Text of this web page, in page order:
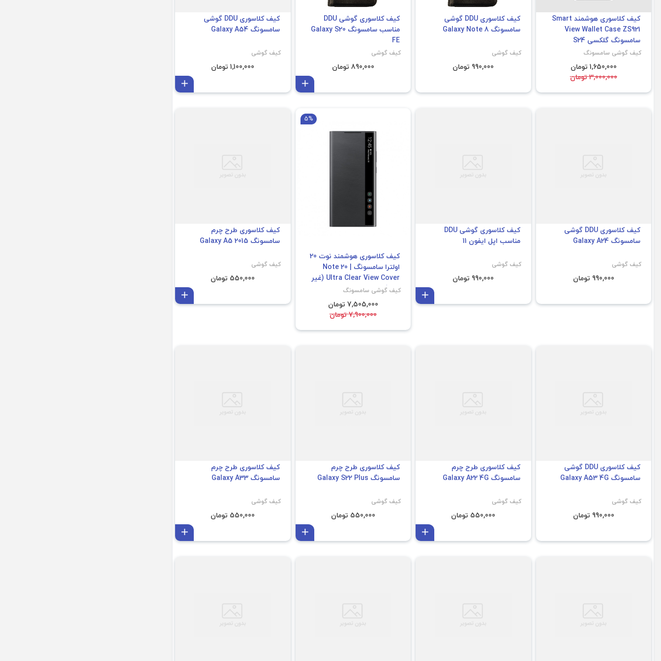
کیف کلاسوری هوشمند Smart
View Wallet Case ZS921
سامسونگ گلکسی S24
کیف گوشی سامسونگ
1,650,000 تومان
3,000,000 تومان
کیف کلاسوری DDU گوشی
سامسونگ Galaxy Note 8
کیف گوشی
990,000 تومان
کیف کلاسوری گوشی DDU
مناسب سامسونگ Galaxy S20
FE
کیف گوشی
890,000 تومان
کیف کلاسوری DDU گوشی
سامسونگ Galaxy A54
کیف گوشی
1,100,000 تومان
کیف کلاسوری DDU گوشی
سامسونگ Galaxy A24
کیف گوشی
990,000 تومان
کیف کلاسوری گوشی DDU
مناسب اپل ایفون 11
کیف گوشی
990,000 تومان
افزودن به سبد
5%
کیف کلاسوری هوشمند نوت 20
اولترا سامسونگ | Note 20
Ultra Clear View Cover (غیر
اصل)
کیف گوشی سامسونگ
7,505,000 تومان
7,900,000 تومان
کیف کلاسوری طرح چرم
سامسونگ Galaxy A5 2015
کیف گوشی
550,000 تومان
کیف کلاسوری DDU گوشی
سامسونگ Galaxy A53 4G
کیف گوشی
990,000 تومان
کیف کلاسوری طرح چرم
سامسونگ Galaxy A22 4G
کیف گوشی
550,000 تومان
کیف کلاسوری طرح چرم
سامسونگ Galaxy S22 Plus
کیف گوشی
550,000 تومان
کیف کلاسوری طرح چرم
سامسونگ Galaxy A33
کیف گوشی
550,000 تومان